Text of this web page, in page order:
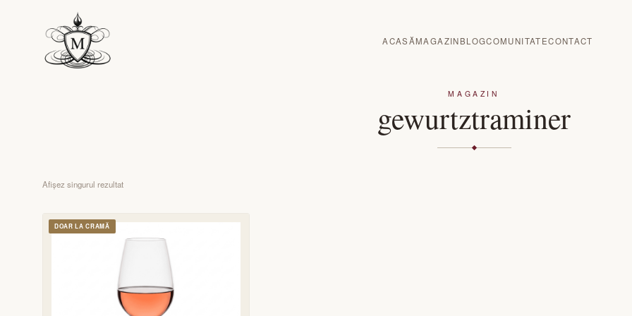
ACASĂMAGAZINBLOGCOMUNITATECONTACT
MAGAZIN
gewurtztraminer
Afișez singurul rezultat
DOAR LA CRAMĂ